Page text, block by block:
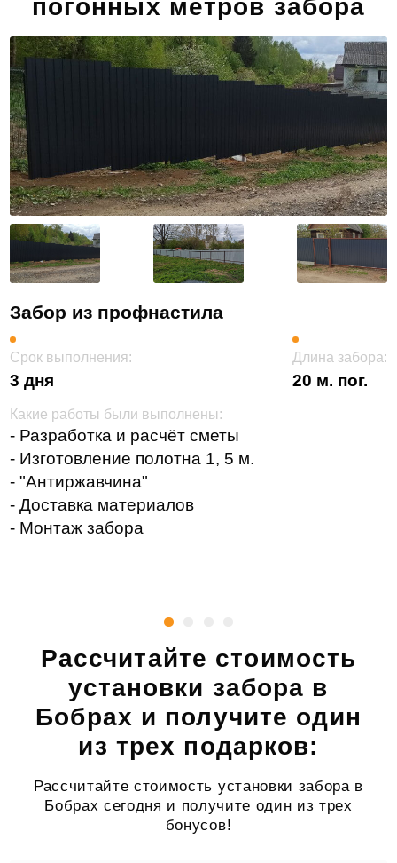
погонных метров забора
Забор из профнастила
Срок выполнения:
3 дня
Длина забора:
20 м. пог.
Какие работы были выполнены:
- Разработка и расчёт сметы
- Изготовление полотна 1, 5 м.
- "Антиржавчина"
- Доставка материалов
- Монтаж забора
Рассчитайте стоимость
установки забора в
Бобрах и получите один
из трех подарков:
Рассчитайте стоимость установки забора в
Бобрах сегодня и получите один из трех
бонусов!